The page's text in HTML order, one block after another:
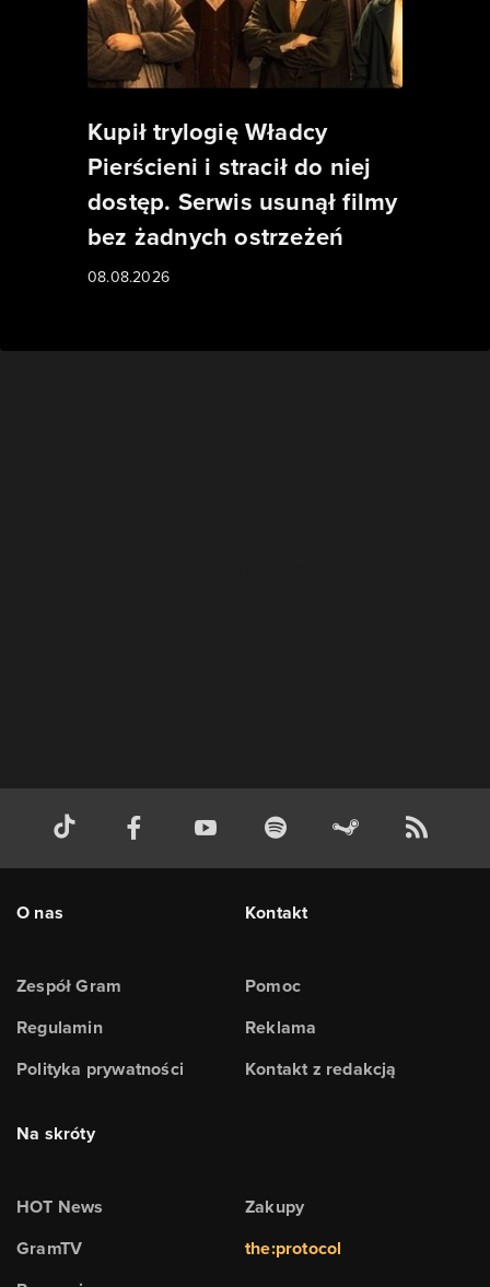
Kupił trylogię Władcy
Pierścieni i stracił do niej
dostęp. Serwis usunął filmy
bez żadnych ostrzeżeń
08.08.2026
O nas
Zespół Gram
Regulamin
Polityka prywatności
Kontakt
Pomoc
Reklama
Kontakt z redakcją
Na skróty
HOT News
GramTV
Zakupy
the:protocol